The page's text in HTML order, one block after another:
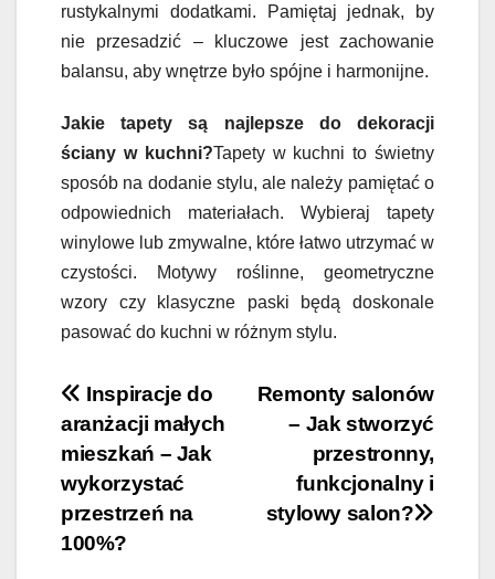
rustykalnymi dodatkami. Pamiętaj jednak, by
nie przesadzić – kluczowe jest zachowanie
balansu, aby wnętrze było spójne i harmonijne.
Jakie tapety są najlepsze do dekoracji
ściany w kuchni?Tapety w kuchni to świetny
sposób na dodanie stylu, ale należy pamiętać o
odpowiednich materiałach. Wybieraj tapety
winylowe lub zmywalne, które łatwo utrzymać w
czystości. Motywy roślinne, geometryczne
wzory czy klasyczne paski będą doskonale
pasować do kuchni w różnym stylu.
Nawigacja
wpisu
Remonty salonów
– Jak stworzyć
przestronny,
funkcjonalny i
stylowy salon?
Inspiracje do
aranżacji małych
mieszkań – Jak
wykorzystać
przestrzeń na
100%?